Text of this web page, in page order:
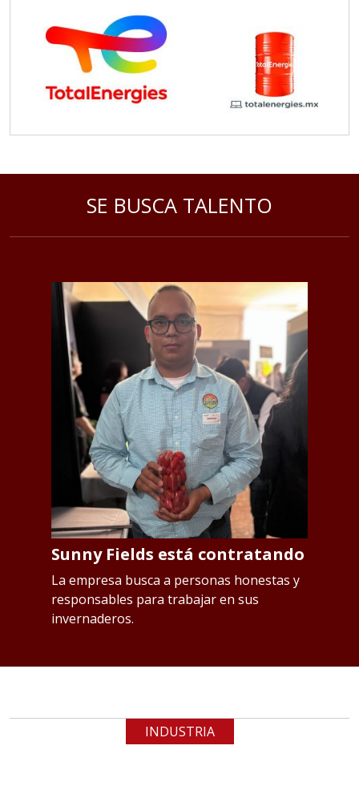
SE BUSCA TALENTO
Sunny Fields está contratando
La empresa busca a personas honestas y
responsables para trabajar en sus
invernaderos.
INDUSTRIA